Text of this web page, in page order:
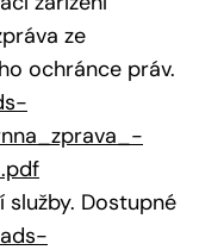
ze
ochránce práv.
služby. Dostupné